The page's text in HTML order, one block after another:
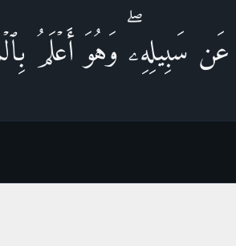
وَهُوَ أَعۡلَمُ